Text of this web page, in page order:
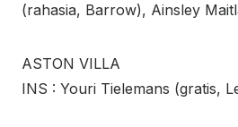
(rahasia, Barrow), Ainsley
ASTON VILLA
INS : Youri Tielemans (gratis,